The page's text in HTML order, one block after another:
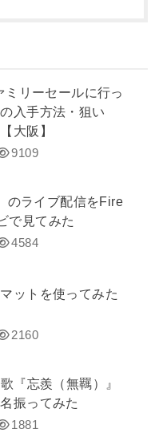
リーセールに行っ
入手方法・狙い
大阪】
9109
のライブ配信をFire
で見てみた
4584
ットを使ってみた
2160
『忘羨（無羈）』
振ってみた
1881